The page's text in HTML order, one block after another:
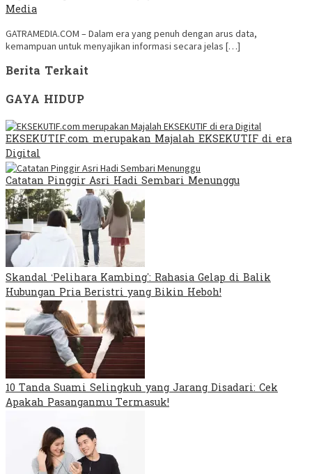
Media
GATRAMEDIA.COM – Dalam era yang penuh dengan arus data,
kemampuan untuk menyajikan informasi secara jelas […]
Berita Terkait
GAYA HIDUP
EKSEKUTIF.com merupakan Majalah EKSEKUTIF di era
Digital
Catatan Pinggir Asri Hadi Sembari Menunggu
Skandal ‘Pelihara Kambing’: Rahasia Gelap di Balik
Hubungan Pria Beristri yang Bikin Heboh!
10 Tanda Suami Selingkuh yang Jarang Disadari: Cek
Apakah Pasanganmu Termasuk!